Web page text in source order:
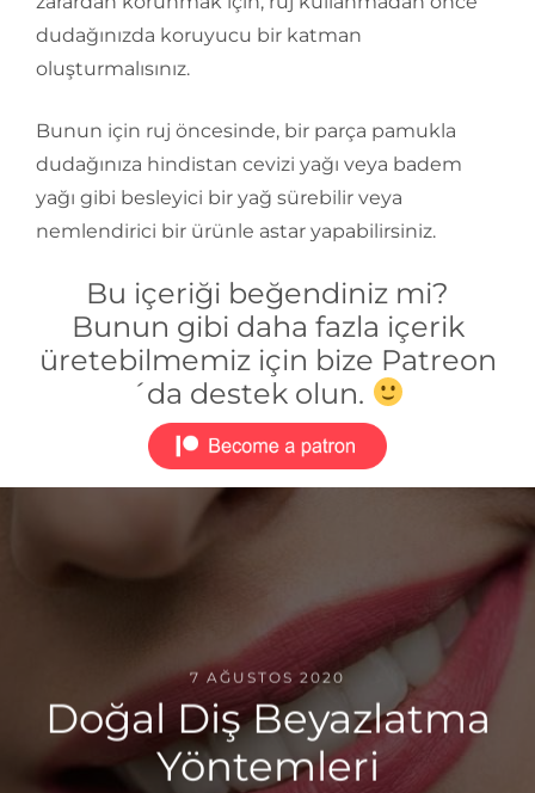
dudağınızda koruyucu bir katman
oluşturmalısınız.
Bunun için ruj öncesinde, bir parça pamukla
dudağınıza hindistan cevizi yağı veya badem
yağı gibi besleyici bir yağ sürebilir veya
nemlendirici bir ürünle astar yapabilirsiniz.
Bu içeriği beğendiniz mi?
Bunun gibi daha fazla içerik
üretebilmemiz için bize Patreon
´da destek olun.
7 AĞUSTOS 2020
Doğal Diş Beyazlatma
Yöntemleri